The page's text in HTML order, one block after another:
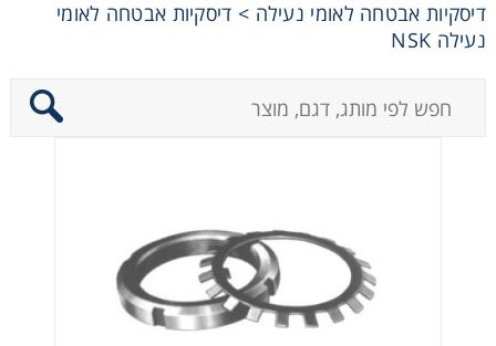
דיסקיות אבטחה לאומי נעילה > דיסקיות אבטחה לאומי
נעילה NSK
מעונין לקבל הצעת מחיר או מידע עבור:
שרשראות, גלגלי שרשרת וגלגלי שיניים
רצועות וי, רצועות תזמון וגלגלים